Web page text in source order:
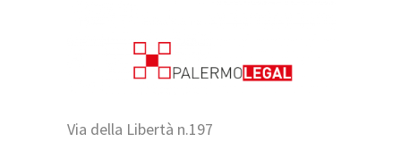
Via della Libertà n.197